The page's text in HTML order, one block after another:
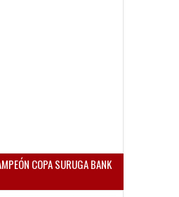
COPA SURUGA BANK